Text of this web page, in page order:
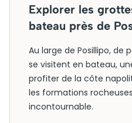
Explorer les
bateau près de
Au large de Posillipo, de
se visitent en bateau,
profiter de la côte
les formations
incontournable.